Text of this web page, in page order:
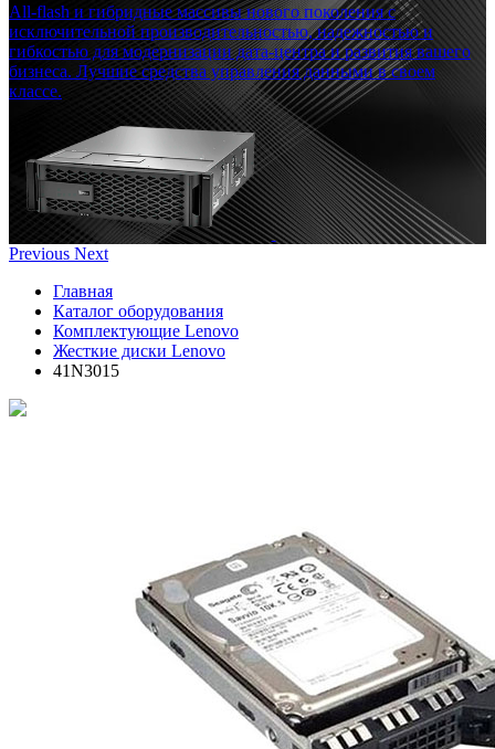
All-flash и гибридные массивы нового поколения с
исключительной производительностью, надежностью и
гибкостью для модернизации дата-центра и развития вашего
бизнеса. Лучшие средства управления данными в своем
классе.
Previous Next
Главная
Каталог оборудования
Комплектующие Lenovo
Жесткие диски Lenovo
41N3015